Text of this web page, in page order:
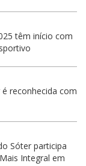
têm início com
reconhecida com
Sóter participa
Integral em